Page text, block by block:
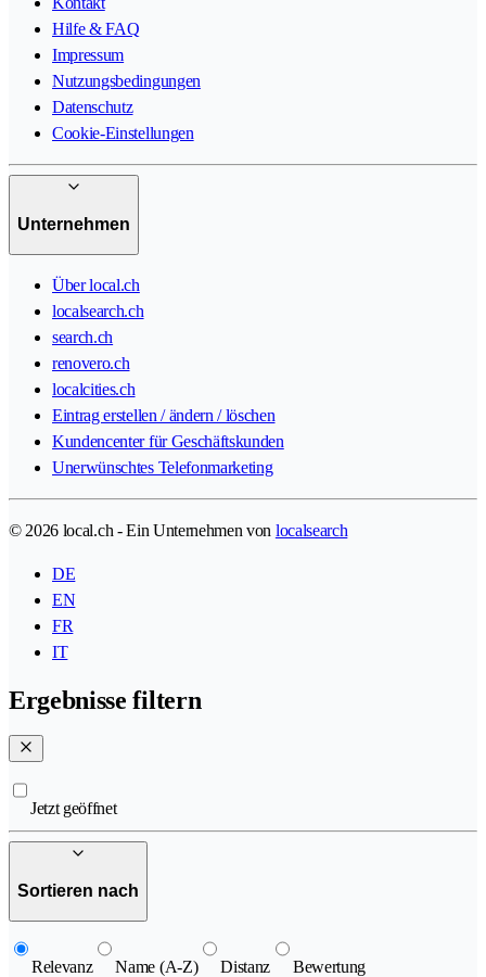
Hilfe & FAQ
Impressum
Nutzungsbedingungen
Datenschutz
Cookie-Einstellungen
Unternehmen
Über local.ch
localsearch.ch
search.ch
renovero.ch
localcities.ch
Eintrag erstellen / ändern / löschen
Kundencenter für Geschäftskunden
Unerwünschtes Telefonmarketing
© 2026 local.ch - Ein Unternehmen von localsearch
DE
EN
FR
IT
Ergebnisse filtern
Jetzt geöffnet
Sortieren nach
Relevanz Name (A-Z) Distanz Bewertung